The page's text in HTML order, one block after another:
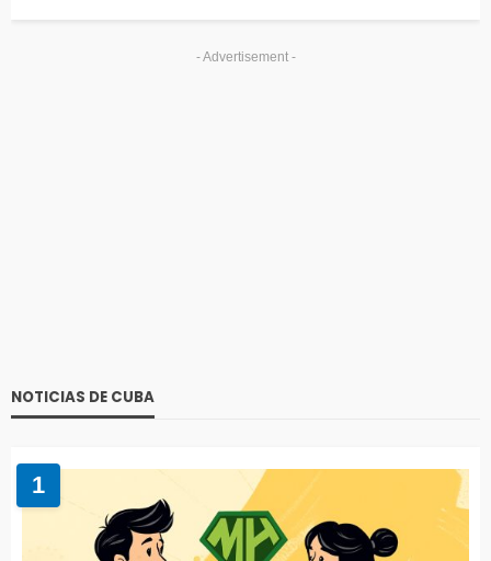
- Advertisement -
NOTICIAS DE CUBA
1